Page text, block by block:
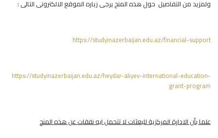
ولمزيد من التفاصيل حول هذه المنح يرجى زياره الموقع الالكترونى التالى :
https://studyinazerbaijan.edu.az/financial-support
https://studyinazerbaijan.edu.az/heydar-aliyev-international-education-
grant-program
علما بأن الادارة المركزية للبعثات لا تتحمل ايه نفقات عن هذه المنح